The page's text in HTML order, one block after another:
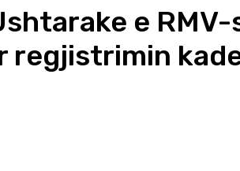
e
regjistrimin